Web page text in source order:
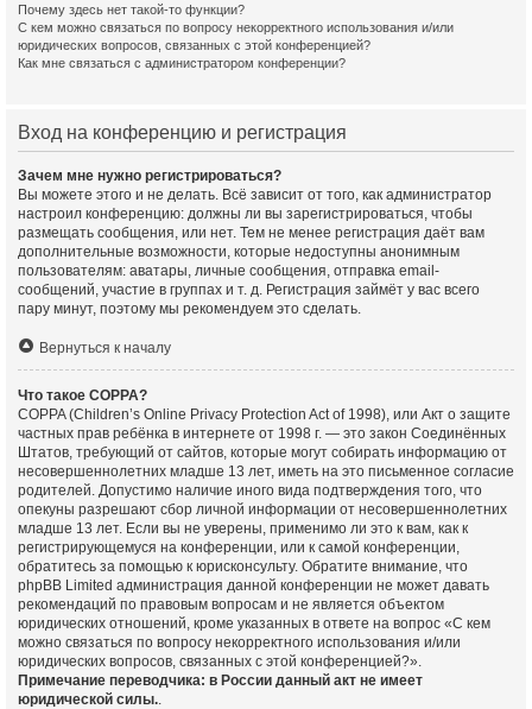
Почему здесь нет такой-то функции?
С кем можно связаться по вопросу некорректного использования и/или
юридических вопросов, связанных с этой конференцией?
Как мне связаться с администратором конференции?
Вход на конференцию и регистрация
Зачем мне нужно регистрироваться?
Вы можете этого и не делать. Всё зависит от того, как администратор
настроил конференцию: должны ли вы зарегистрироваться, чтобы
размещать сообщения, или нет. Тем не менее регистрация даёт вам
дополнительные возможности, которые недоступны анонимным
пользователям: аватары, личные сообщения, отправка email-
сообщений, участие в группах и т. д. Регистрация займёт у вас всего
пару минут, поэтому мы рекомендуем это сделать.
Вернуться к началу
Что такое COPPA?
COPPA (Children’s Online Privacy Protection Act of 1998), или Акт о защите
частных прав ребёнка в интернете от 1998 г. — это закон Соединённых
Штатов, требующий от сайтов, которые могут собирать информацию от
несовершеннолетних младше 13 лет, иметь на это письменное согласие
родителей. Допустимо наличие иного вида подтверждения того, что
опекуны разрешают сбор личной информации от несовершеннолетних
младше 13 лет. Если вы не уверены, применимо ли это к вам, как к
регистрирующемуся на конференции, или к самой конференции,
обратитесь за помощью к юрисконсульту. Обратите внимание, что
phpBB Limited администрация данной конференции не может давать
рекомендаций по правовым вопросам и не является объектом
юридических отношений, кроме указанных в ответе на вопрос «С кем
можно связаться по вопросу некорректного использования и/или
юридических вопросов, связанных с этой конференцией?».
Примечание переводчика: в России данный акт не имеет
юридической силы..